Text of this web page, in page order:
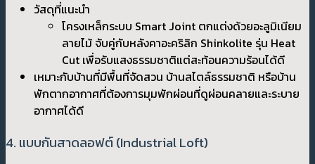
วัสดุที่แนะนำ
โครงเหล็กระบบ Smart Joint ตกแต่งด้วยอะลูมิเนียม
ลายไม้ จับคู่กับหลังคาอะคริลิก Shinkolite รุ่น Heat
Cut เพื่อรับแสงธรรมชาติแต่สะท้อนความร้อนได้ดี
เหมาะกับบ้านที่มีพื้นที่จัดสวน บ้านสไตล์ธรรมชาติ หรือบ้าน
พักตากอากาศที่ต้องการมุมพักผ่อนที่ดูผ่อนคลายและระบาย
อากาศได้ดี
4. แบบกันสาดลอฟต์ (Industrial Loft)